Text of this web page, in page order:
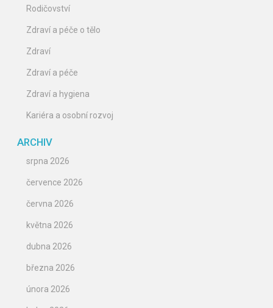
Rodičovství
Zdraví a péče o tělo
Zdraví
Zdraví a péče
Zdraví a hygiena
Kariéra a osobní rozvoj
ARCHIV
srpna 2026
července 2026
června 2026
května 2026
dubna 2026
března 2026
února 2026